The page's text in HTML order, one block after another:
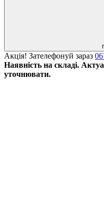
Акція! Зателефонуй зараз
Наявність на складі.
уточнювати.